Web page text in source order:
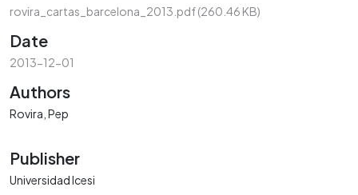
rovira_cartas_barcelona_2013.pdf(260.46 KB)
Date
2013-12-01
Authors
Rovira, Pep
Publisher
Universidad Icesi